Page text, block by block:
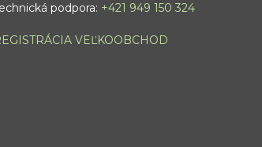
podpora: +421 949 150 324
VEĽKOOBCHOD